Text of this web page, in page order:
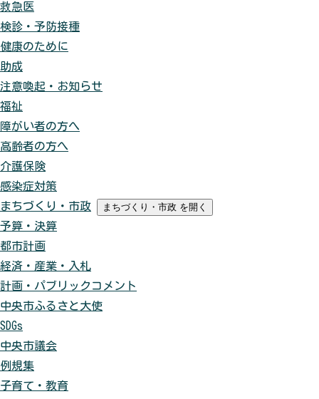
救急医
検診・予防接種
健康のために
助成
注意喚起・お知らせ
福祉
障がい者の方へ
高齢者の方へ
介護保険
感染症対策
まちづくり・市政
まちづくり・市政 を開く
予算・決算
都市計画
経済・産業・入札
計画・パブリックコメント
中央市ふるさと大使
SDGs
中央市議会
例規集
子育て・教育